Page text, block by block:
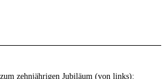
zum zehnjährigen Jubiläum (von links):